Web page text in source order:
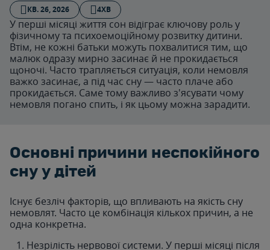
КВ. 26, 2026 4ХВ
У перші місяці життя сон відіграє ключову роль у
фізичному та психоемоційному розвитку дитини.
Втім, не кожні батьки можуть похвалитися тим, що
малюк одразу мирно засинає й не прокидається
щоночі. Часто трапляється ситуація, коли немовля
важко засинає, а під час сну — часто плаче або
прокидається. Саме тому важливо з'ясувати чому
немовля погано спить, і як цьому можна зарадити.
Основні причини неспокійного
сну у дітей
Існує безліч факторів, що впливають на якість сну
немовлят. Часто це комбінація кількох причин, а не
одна конкретна.
Незрілість нервової системи. У перші місяці після